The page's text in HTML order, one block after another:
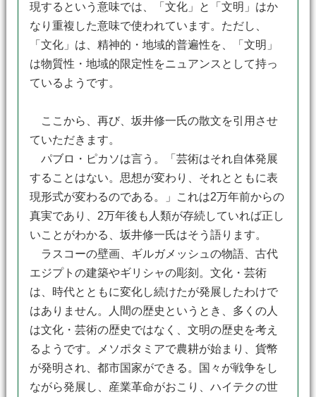
現するという意味では、「文化」と「文明」はか
なり重複した意味で使われています。ただし、
「文化」は、精神的・地域的普遍性を、「文明」
は物質性・地域的限定性をニュアンスとして持っ
ているようです。
ここから、再び、坂井修一氏の散文を引用させ
ていただきます。
パブロ・ピカソは言う。「芸術はそれ自体発展
することはない。思想が変わり、それとともに表
現形式が変わるのである。」これは2万年前からの
真実であり、2万年後も人類が存続していれば正し
いことがわかる、坂井修一氏はそう語ります。
ラスコーの壁画、ギルガメッシュの物語、古代
エジプトの建築やギリシャの彫刻。文化・芸術
は、時代とともに変化し続けたが発展したわけで
はありません。人間の歴史というとき、多くの人
は文化・芸術の歴史ではなく、文明の歴史を考え
るようです。メソポタミアで農耕が始まり、貨幣
が発明され、都市国家ができる。国々が戦争をし
ながら発展し、産業革命がおこり、ハイテクの世